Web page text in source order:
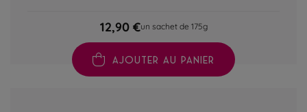
12,90 €un sachet de 175g
AJOUTER AU PANIER